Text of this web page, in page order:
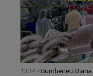
13:14 • Bumbeneci Diana